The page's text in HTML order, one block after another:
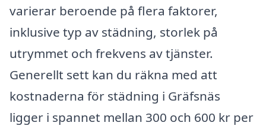
varierar beroende på flera faktorer,
inklusive typ av städning, storlek på
utrymmet och frekvens av tjänster.
Generellt sett kan du räkna med att
kostnaderna för städning i Gräfsnäs
ligger i spannet mellan 300 och 600 kr per